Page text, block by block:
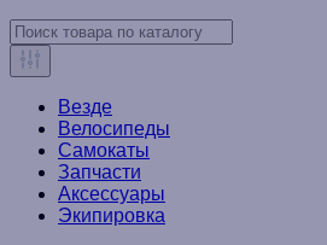
Везде
Велосипеды
Самокаты
Запчасти
Аксессуары
Экипировка